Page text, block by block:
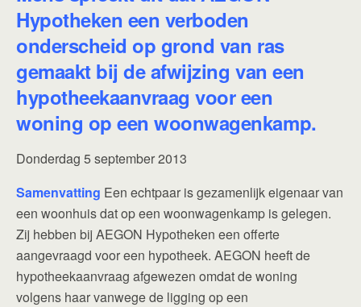
Hypotheken een verboden
onderscheid op grond van ras
gemaakt bij de afwijzing van een
hypotheekaanvraag voor een
woning op een woonwagenkamp.
Donderdag 5 september 2013
Samenvatting Een echtpaar is gezamenlijk eigenaar van
een woonhuis dat op een woonwagenkamp is gelegen.
Zij hebben bij AEGON Hypotheken een offerte
aangevraagd voor een hypotheek. AEGON heeft de
hypotheekaanvraag afgewezen omdat de woning
volgens haar vanwege de ligging op een